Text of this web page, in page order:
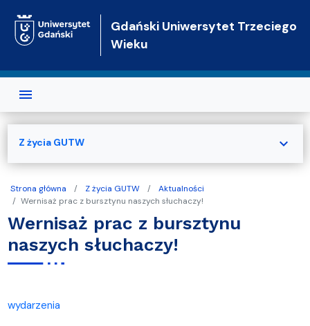
Gdański Uniwersytet Trzeciego
Wieku
Strona główna Z życia GUTW
Aktualności
Wernisaż prac z bursztynu naszych słuchaczy!
Wernisaż prac z bursztynu
naszych słuchaczy!
wydarzenia
Z życia GUTW expand_more